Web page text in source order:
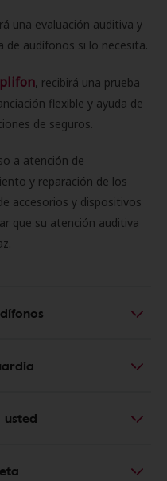
una evaluación auditiva y
de audífonos si lo necesita.
, recibirá una prueba
flexible y ayuda de
de seguros.
a atención de
y reparación de los
accesorios y dispositivos
que su atención auditiva